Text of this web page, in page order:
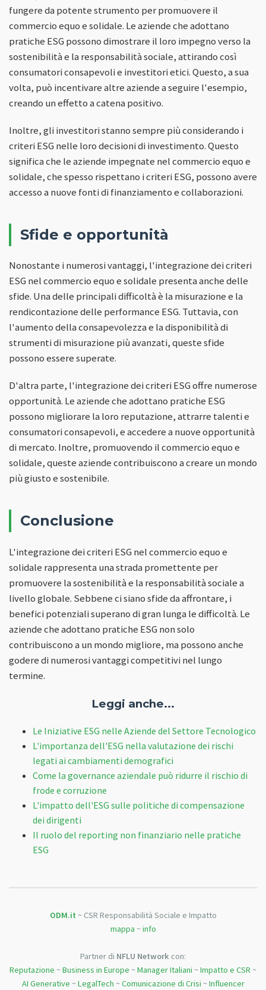
fungere da potente strumento per promuovere il
commercio equo e solidale. Le aziende che adottano
pratiche ESG possono dimostrare il loro impegno verso la
sostenibilità e la responsabilità sociale, attirando così
consumatori consapevoli e investitori etici. Questo, a sua
volta, può incentivare altre aziende a seguire l'esempio,
creando un effetto a catena positivo.
Inoltre, gli investitori stanno sempre più considerando i
criteri ESG nelle loro decisioni di investimento. Questo
significa che le aziende impegnate nel commercio equo e
solidale, che spesso rispettano i criteri ESG, possono avere
accesso a nuove fonti di finanziamento e collaborazioni.
Sfide e opportunità
Nonostante i numerosi vantaggi, l'integrazione dei criteri
ESG nel commercio equo e solidale presenta anche delle
sfide. Una delle principali difficoltà è la misurazione e la
rendicontazione delle performance ESG. Tuttavia, con
l'aumento della consapevolezza e la disponibilità di
strumenti di misurazione più avanzati, queste sfide
possono essere superate.
D'altra parte, l'integrazione dei criteri ESG offre numerose
opportunità. Le aziende che adottano pratiche ESG
possono migliorare la loro reputazione, attrarre talenti e
consumatori consapevoli, e accedere a nuove opportunità
di mercato. Inoltre, promuovendo il commercio equo e
solidale, queste aziende contribuiscono a creare un mondo
più giusto e sostenibile.
Conclusione
L'integrazione dei criteri ESG nel commercio equo e
solidale rappresenta una strada promettente per
promuovere la sostenibilità e la responsabilità sociale a
livello globale. Sebbene ci siano sfide da affrontare, i
benefici potenziali superano di gran lunga le difficoltà. Le
aziende che adottano pratiche ESG non solo
contribuiscono a un mondo migliore, ma possono anche
godere di numerosi vantaggi competitivi nel lungo
termine.
Leggi anche...
Le Iniziative ESG nelle Aziende del Settore Tecnologico
L'importanza dell'ESG nella valutazione dei rischi
legati ai cambiamenti demografici
Come la governance aziendale può ridurre il rischio di
frode e corruzione
L'impatto dell'ESG sulle politiche di compensazione
dei dirigenti
Il ruolo del reporting non finanziario nelle pratiche
ESG
ODM.it ~ CSR Responsabilità Sociale e Impatto
mappa ~info
Partner di NFLU Network con:
Reputazione ~Business in Europe ~Manager Italiani ~Impatto e CSR ~
AI Generative ~LegalTech ~Comunicazione di Crisi ~Influencer